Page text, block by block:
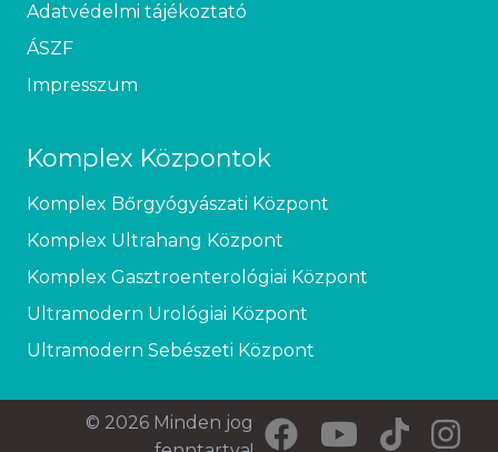
Adatvédelmi tájékoztató
ÁSZF
Impresszum
Komplex Központok
Komplex Bőrgyógyászati Központ
Komplex Ultrahang Központ
Komplex Gasztroenterológiai Központ
Ultramodern Urológiai Központ
Ultramodern Sebészeti Központ
© 2026 Minden jog